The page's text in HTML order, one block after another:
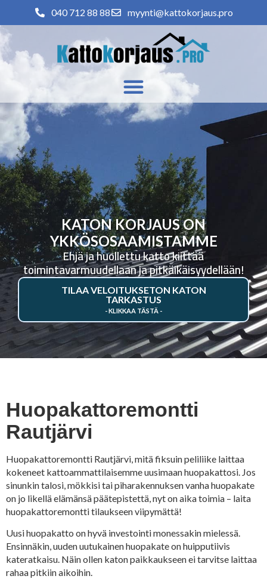
040 712 88 88 myynti@kattokorjaus.pro
KATON KORJAUS ON
YKKÖSOSAAMISTAMME
Ehjä ja huollettu katto kiittää
toimintavarmuudellaan ja pitkäikäisyydellään!
TILAA VELOITUKSETON KATON
TARKASTUS
Huopakattoremontti
Rautjärvi
Huopakattoremontti Rautjärvi, mitä fiksuin peliliike laittaa
kokeneet kattoammattilaisemme uusimaan huopakattosi. Jos
sinunkin talosi, mökkisi tai piharakennuksen vanha huopakate
on jo likellä elämänsä päätepistettä, nyt on aika toimia – laita
huopakattoremontti tilaukseen viipymättä!
Uusi huopakatto on hyvä investointi monessakin mielessä.
Ensinnäkin, uuden uutukainen huopakate on huipputiivis
kateratkaisu. Näin ollen katon paikkaukseen ei tarvitse laittaa
rahaa pitkiin aikoihin.